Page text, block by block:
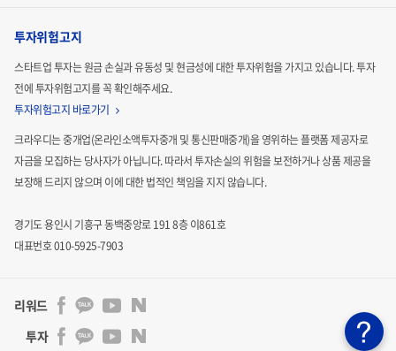
투자위험고지
스타트업 투자는 원금 손실과 유동성 및 현금성에 대한 투자위험을 가지고 있습니다.투자
전에 투자위험고지를 꼭 확인해주세요.
투자위험고지 바로가기
크라우디는 중개업(온라인소액투자중개 및 통신판매중개)을 영위하는 플랫폼 제공자로
자금을 모집하는당사자가 아닙니다. 따라서 투자손실의 위험을 보전하거나 상품 제공을
보장해 드리지 않으며 이에 대한 법적인 책임을 지지 않습니다.
경기도 용인시 기흥구 동백중앙로 191 8층 이861호
대표번호 010-5925-7903
리워드
투자